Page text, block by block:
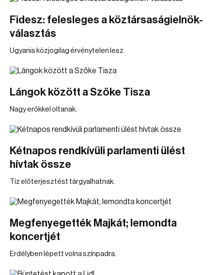
Fidesz: felesleges a köztársaságielnök-
választás
Ugyanis közjogilag érvénytelen lesz.
Lángok között a Szőke Tisza
Nagy erőkkel oltanak.
Kétnapos rendkívüli parlamenti ülést
hívtak össze
Tíz előterjesztést tárgyalhatnak.
Megfenyegették Majkát; lemondta
koncertjét
Erdélyben lépett volna színpadra.